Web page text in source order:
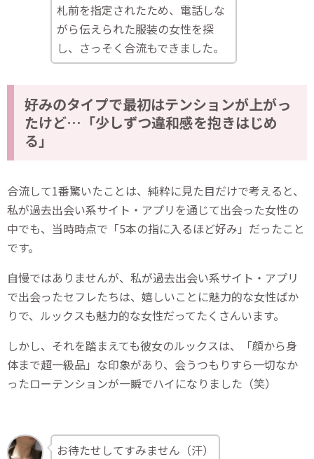
札前を指定されたため、電話しな
がら伝えられた服装の女性を探
し、さっそく合流もできました。
好みのタイプで最初はテンションが上がっ
たけど…「少しずつ違和感を抱きはじめ
る」
合流して1番驚いたことは、純粋に見た目だけで考えると、
私が過去出会い系サイト・アプリを通じて出会った女性の
中でも、当時時点で「5本の指に入るほど好み」だったこと
です。
自慢ではありませんが、私が過去出会い系サイト・アプリ
で出会ったセフレたちは、嬉しいことに魅力的な女性ばか
りで、ルックスも魅力的な女性だってたくさんいます。
しかし、それを踏まえても彼女のルックスは、「顔から身
体まで超一級品」な印象があり、会うつもりすら一切なか
ったローテンションが一瞬でハイになりました（笑）
お待たせしてすみません（汗）